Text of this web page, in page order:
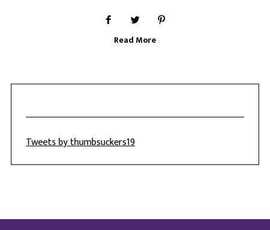
Read More
Tweets by thumbsuckers19